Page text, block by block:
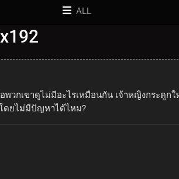
ALL
วกเขาดูไม่มีอะไรเหมือนกัน เจ้าหญิงกระดู
โดยไม่มีปัญหาได้ไหม?